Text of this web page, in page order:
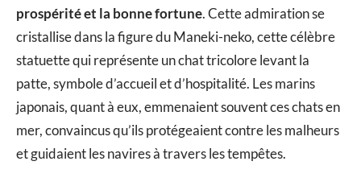
prospérité et la bonne fortune. Cette admiration se
cristallise dans la figure du Maneki-neko, cette célèbre
statuette qui représente un chat tricolore levant la
patte, symbole d’accueil et d’hospitalité. Les marins
japonais, quant à eux, emmenaient souvent ces chats en
mer, convaincus qu’ils protégeaient contre les malheurs
et guidaient les navires à travers les tempêtes.